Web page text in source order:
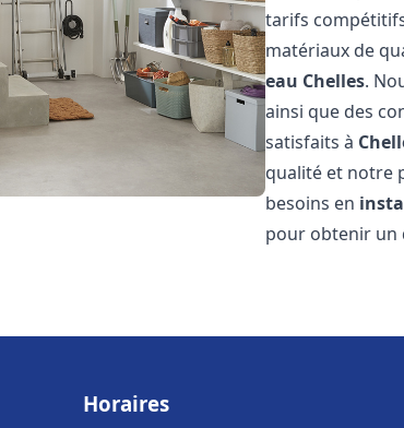
tarifs
matériaux de
eau Chelles.
ainsi que des
satisfaits à
qualité et notre
besoins en
pour obtenir un
Horaires